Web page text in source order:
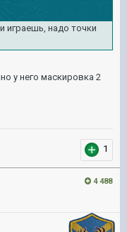
играешь, надо точки
у него маскировка 2
1
4 488